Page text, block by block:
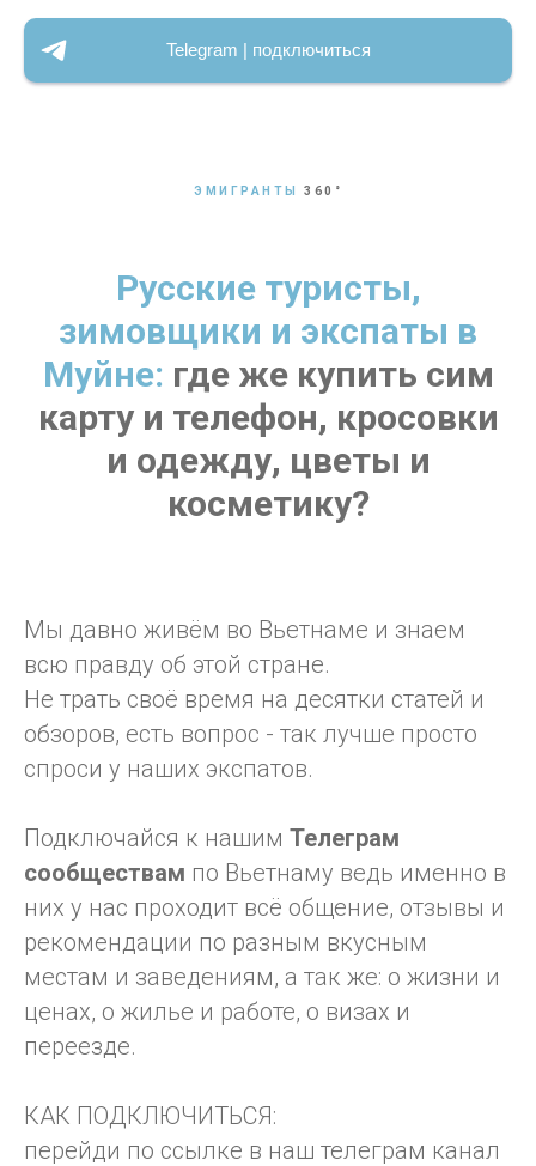
Telegram | подключиться
ЭМИГРАНТЫ 360 °
Русские туристы,
зимовщики и экспаты в
Муйне: где же купить сим
карту и телефон, кросовки
и одежду, цветы и
косметику?
Мы давно живём во Вьетнаме и знаем
всю правду об этой стране.
Не трать своё время на десятки статей и
обзоров, есть вопрос - так лучше просто
спроси у наших экспатов.
Подключайся к нашим Телеграм
сообществам по Вьетнаму ведь именно в
них у нас проходит всё общение, отзывы и
рекомендации по разным вкусным
местам и заведениям, а так же: о жизни и
ценах, о жилье и работе, о визах и
переезде.
КАК ПОДКЛЮЧИТЬСЯ:
перейди по ссылке в наш телеграм канал